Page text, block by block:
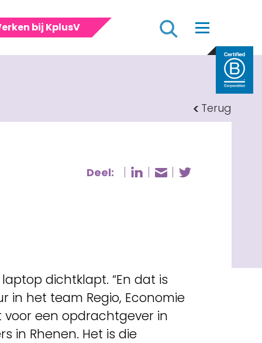
bij KplusV Zoeken
Terug
Deel: Deel pagina op
Deel pagina
dichtklapt. “En dat is
in het team Regio, Economie
voor een opdrachtgever in
in Rhenen. Het is die